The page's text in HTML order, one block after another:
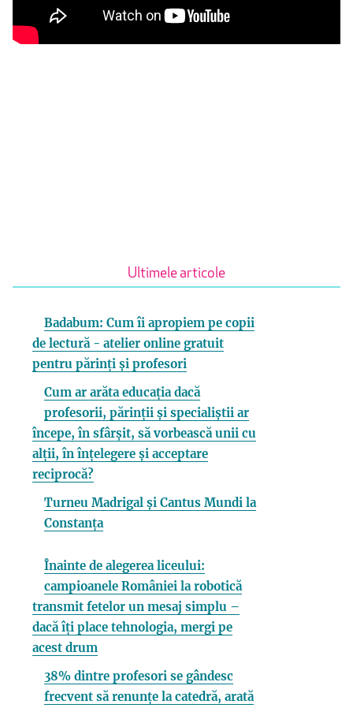
Ultimele articole
Badabum: Cum îi apropiem pe copii
de lectură - atelier online gratuit
pentru părinți și profesori
Cum ar arăta educația dacă
profesorii, părinții și specialiștii ar
începe, în sfârșit, să vorbească unii cu
alții, în înțelegere și acceptare
reciprocă?
Turneu Madrigal și Cantus Mundi la
Constanța
Înainte de alegerea liceului:
campioanele României la robotică
transmit fetelor un mesaj simplu –
dacă îți place tehnologia, mergi pe
acest drum
38% dintre profesori se gândesc
frecvent să renunțe la catedră, arată